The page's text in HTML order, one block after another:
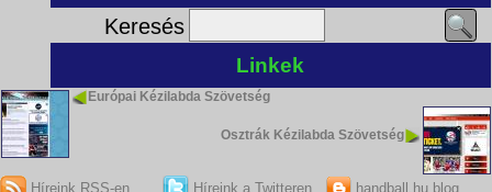
Keresés
Linkek
Európai Kézilabda Szövetség
Osztrák Kézilabda Szövetség
Híreink RSS-en Híreink a Twitteren handball.hu blog